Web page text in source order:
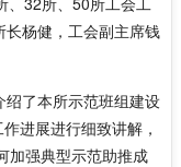
杨健，工会副主席钱
了本所示范班组建设
进展进行细致讲解，
加强典型示范助推成